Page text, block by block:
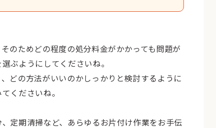
のためどの程度の処分料金がかかっても問題が
ぶようにしてくださいね。
どの方法がいいのかしっかりと検討するように
くださいね。
定期清掃など、あらゆるお片付け作業をお手伝